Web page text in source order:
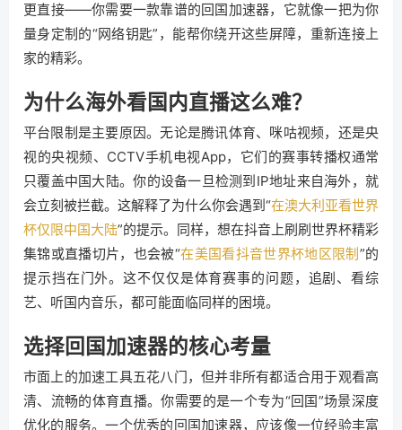
更直接——你需要一款靠谱的回国加速器，它就像一把为你
量身定制的“网络钥匙”，能帮你绕开这些屏障，重新连接上
家的精彩。
为什么海外看国内直播这么难？
平台限制是主要原因。无论是腾讯体育、咪咕视频，还是央
视的央视频、CCTV手机电视App，它们的赛事转播权通常
只覆盖中国大陆。你的设备一旦检测到IP地址来自海外，就
会立刻被拦截。这解释了为什么你会遇到“在澳大利亚看世界
杯仅限中国大陆”的提示。同样，想在抖音上刷刷世界杯精彩
集锦或直播切片，也会被“在美国看抖音世界杯地区限制”的
提示挡在门外。这不仅仅是体育赛事的问题，追剧、看综
艺、听国内音乐，都可能面临同样的困境。
选择回国加速器的核心考量
市面上的加速工具五花八门，但并非所有都适合用于观看高
清、流畅的体育直播。你需要的是一个专为“回国”场景深度
优化的服务。一个优秀的回国加速器，应该像一位经验丰富